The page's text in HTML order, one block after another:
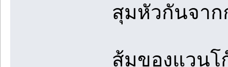
สุมหัวกันจาก
ส้มของแวนโ